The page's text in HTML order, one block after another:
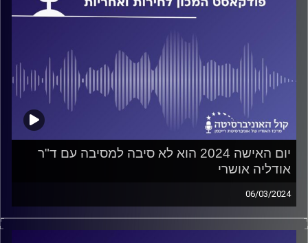
יום האישה 2024 הוא לא סיבה למסיבה עם ד"ר
אודליה אושרי
06/03/2024
פודקאסט המכון לחירות ואחריות באוניברסיטת רייכמן
על נשים בפוליטיקה, מה מייחד חברות כנסת מחברי כנסת, מתי